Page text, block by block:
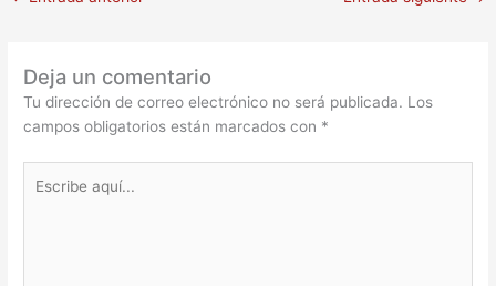
Deja un comentario
Tu dirección de correo electrónico no será publicada. Los
campos obligatorios están marcados con *
aquí...